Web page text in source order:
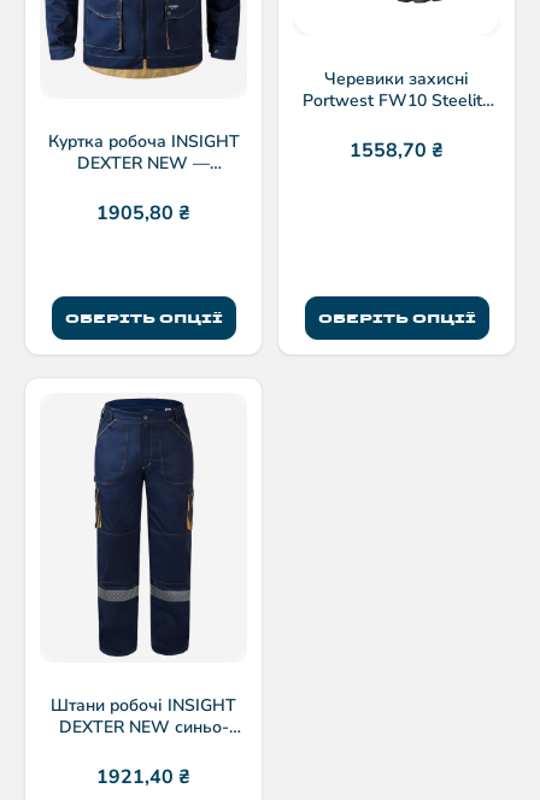
Куртка робоча INSIGHT
DEXTER NEW —
виробничий
1905,80 ₴
ОБЕРІТЬ ОПЦІЇ
Черевики захисні
Portwest FW10 Steelite
1558,70 ₴
ОБЕРІТЬ ОПЦІЇ
Штани робочі INSIGHT
DEXTER NEW синьо-
1921,40 ₴